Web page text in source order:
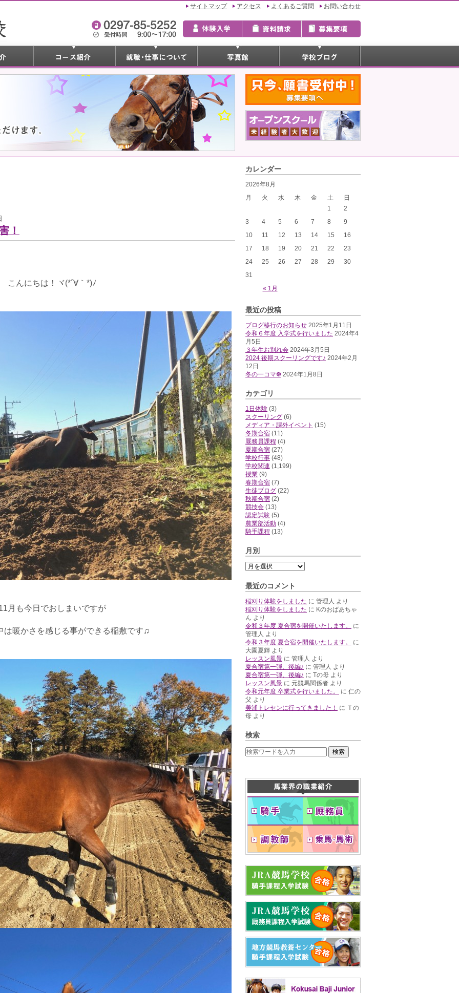
サイトマップ アクセス よくあるご質問 お問い合わせ
！
こんにちは！ヾ(*´∀｀*)ﾉ
月も今日でおしまいですが
は暖かさを感じる事ができる稲敷です♫
カレンダー
2026年8月
月
火 水 木 金 土 日
« 1月
1
2
3
4 5 6 7 8
9
10
11 12 13 14 15
16
17
18 19 20 21 22
23
24
25 26 27 28 29
30
31
最近の投稿
ブログ移行のお知らせ 2025年1月11日
令和６年度 入学式を行いました 2024年4
月5日
３年生お別れ会 2024年3月5日
2024 後期スクーリングです♪ 2024年2月
12日
冬の一コマ❆ 2024年1月8日
カテゴリ
1日体験 (3)
スクーリング (6)
メディア・課外イベント (15)
冬期合宿 (11)
厩務員課程 (4)
夏期合宿 (27)
学校行事 (48)
学校関連 (1,199)
授業 (9)
春期合宿 (7)
生徒ブログ (22)
秋期合宿 (2)
競技会 (13)
認定試験 (5)
農業部活動 (4)
騎手課程 (13)
月別
最近のコメント
稲刈り体験をしました に 管理人 より
稲刈り体験をしました に Kのおばあちゃ
ん より
令和３年度 夏合宿を開催いたします。
に
管理人 より
令和３年度 夏合宿を開催いたします。
に
大園夏輝 より
レッスン風景 に 管理人 より
夏合宿第一弾、後編♪ に 管理人 より
夏合宿第一弾、後編♪ に Tの母 より
レッスン風景 に 元競馬関係者 より
令和元年度 卒業式を行いました。
に 仁の
父 より
美浦トレセンに行ってきました！
に Ｔの
母 より
検索
検索